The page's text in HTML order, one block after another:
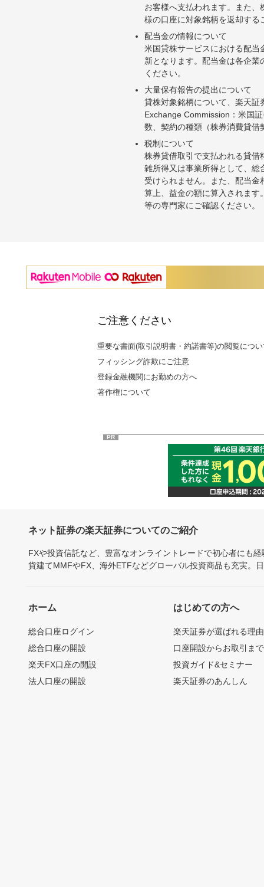
お客様へ支払われます。また
様の口座に対象銘柄を返却す
配当金の情報について
米国貸株サービスにおける配当
新となります。配当金は各企
ください。
大量保有報告の提出について
貸株対象銘柄について、楽天
Exchange Commission：米国
数、契約の種類（株券消費貸
税制について
株券貸借取引で支払われる貸
雑所得又は事業所得として、
受けられません。また、配当
算上、益金の額に算入されま
等の専門家にご確認ください。
ご注意ください
重要な書面(取引説明書・約諾書等)の閲覧につ
フィッシング詐欺にご注意
登録金融機関にお勤めの方へ
著作権について
PR
ネット証券の楽天証券についてのご紹介
FXや投資信託など、豊富なオンライントレードで初心者にも
貨建てMMFやFX、海外ETFなどグローバル投資商品も充実。
ホーム
総合口座ログイン
総合口座の開設
楽天FX口座の開設
法人口座の開設
はじめての方へ
楽天証券が選ばれる理由
口座開設からお取引ま
投資ガイド&セミナー
楽天証券のあんしん